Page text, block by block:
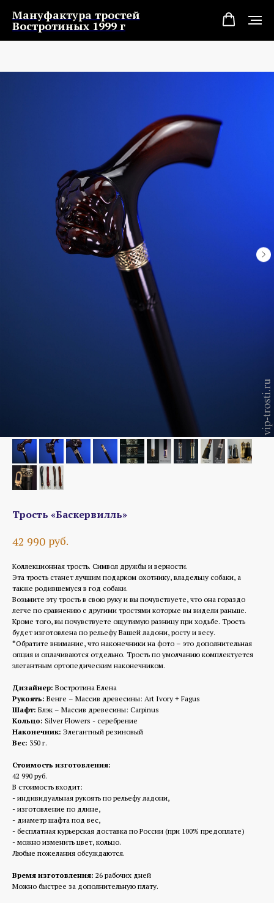
Мануфактура тростей
Востротиных 1999 г
Трость «Баскервилль»
42 990 руб.
Коллекционная трость. Символ дружбы и верности.
Эта трость станет лучшим подарком охотнику, владельцу собаки, а
также родившемуся в год собаки.
Возьмите эту трость в свою руку и вы почувствуете, что она гораздо
легче по сравнению с другими тростями которые вы видели раньше.
Кроме того, вы почувствуете ощутимую разницу при ходьбе. Трость
будет изготовлена по рельефу Вашей ладони, росту и весу.
*Обратите внимание, что наконечники на фото – это дополнительная
опция и оплачиваются отдельно. Трость по умолчанию комплектуется
элегантным ортопедическим наконечником.
Дизайнер: Востротина Елена
Рукоять: Венге – Массив древесины: Art Ivory + Fagus
Шафт: Блэк – Массив древесины: Carpinus
Кольцо: Silver Flowers - серебрение
Наконечник: Элегантный резиновый
Вес: 350 г.
Стоимость изготовления:
42 990 руб.
В стоимость входит:
- индивидуальная рукоять по рельефу ладони,
- изготовление по длине,
- диаметр шафта под вес,
- бесплатная курьерская доставка по России (при 100% предоплате)
- можно изменить цвет, кольцо.
Любые пожелания обсуждаются.
Время изготовления: 26 рабочих дней
Можно быстрее за дополнительную плату.